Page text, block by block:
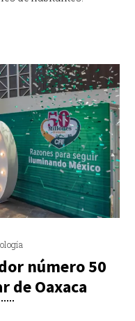
número 50
de Oaxaca